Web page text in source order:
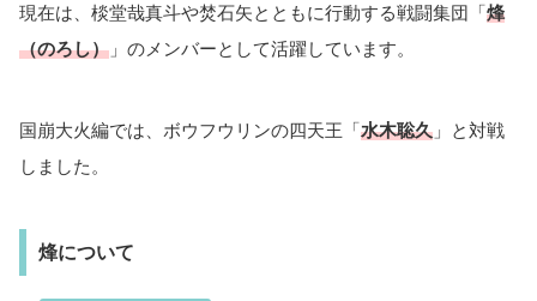
現在は、棪堂哉真斗や焚石矢とともに行動する戦闘集団「烽
（のろし） 」のメンバーとして活躍しています。
国崩大火編では、ボウフウリンの四天王「水木聡久 」と対戦
しました。
烽について